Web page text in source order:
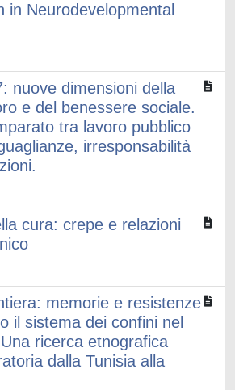
in Neurodevelopmental
nuove dimensioni della
e del benessere sociale.
tra lavoro pubblico
irresponsabilità
cura: crepe e relazioni
memorie e resistenze
il sistema dei confini nel
ricerca etnografica
dalla Tunisia alla